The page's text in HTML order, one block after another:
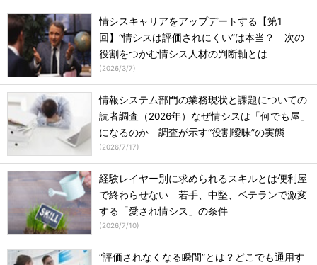
情シスキャリアをアップデートする【第1
回】“情シスは評価されにくい”は本当？ 次の
役割をつかむ情シス人材の判断軸とは
(2026/3/7)
情報システム部門の業務現状と課題についての
読者調査（2026年）なぜ情シスは「何でも屋」
になるのか 調査が示す“役割曖昧”の実態
(2026/7/17)
経験レイヤー別に求められるスキルとは便利屋
で終わらせない 若手、中堅、ベテランで激変
する「愛され情シス」の条件
(2026/7/10)
“評価されなくなる瞬間”とは？どこでも通用す